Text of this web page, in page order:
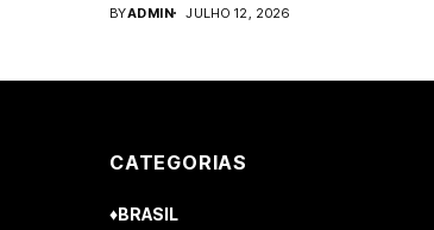
BYADMIN JULHO 12, 2026
CATEGORIAS
♦BRASIL